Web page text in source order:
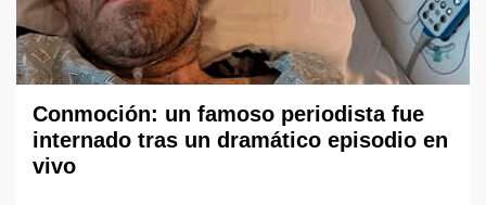
Conmoción: un famoso periodista fue
internado tras un dramático episodio en
vivo